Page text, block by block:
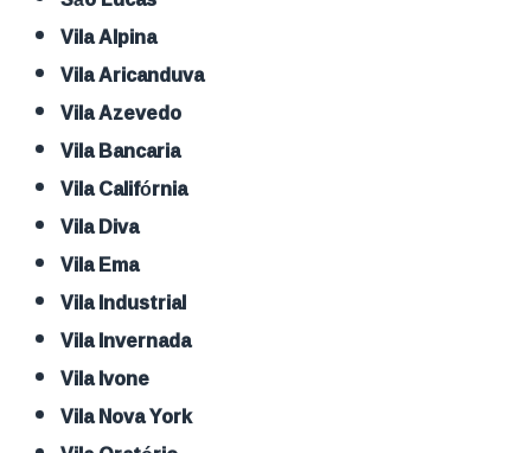
Vila Alpina
Vila Aricanduva
Vila Azevedo
Vila Bancaria
Vila Califórnia
Vila Diva
Vila Ema
Vila Industrial
Vila Invernada
Vila Ivone
Vila Nova York